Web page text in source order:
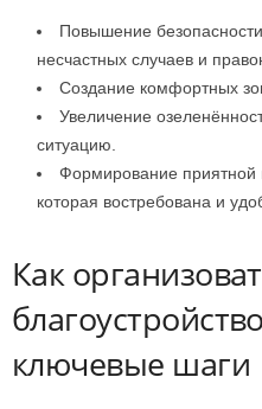
Повышение
несчастных случаев и
Создание комфортных
Увеличение
ситуацию.
Формирование приятной
которая востребована и
Как
ключевые шаги